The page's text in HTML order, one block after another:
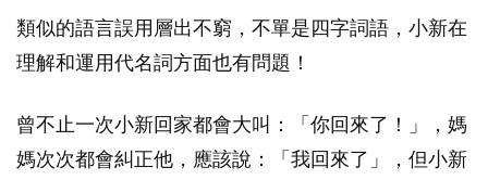
類似的語言誤用層出不窮，不單是四字詞語，小新在
理解和運用代名詞方面也有問題！
曾不止一次小新回家都會大叫：「你回來了！」，媽
媽次次都會糾正他，應該說：「我回來了」，但小新